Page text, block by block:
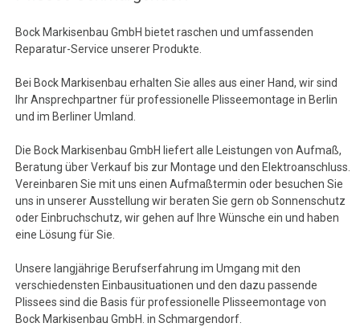
Bock Markisenbau GmbH bietet raschen und umfassenden
Reparatur-Service unserer Produkte.
Bei Bock Markisenbau erhalten Sie alles aus einer Hand, wir sind
Ihr Ansprechpartner für professionelle Plisseemontage in Berlin
und im Berliner Umland.
Die Bock Markisenbau GmbH liefert alle Leistungen von Aufmaß,
Beratung über Verkauf bis zur Montage und den Elektroanschluss.
Vereinbaren Sie mit uns einen Aufmaßtermin oder besuchen Sie
uns in unserer Ausstellung wir beraten Sie gern ob Sonnenschutz
oder Einbruchschutz, wir gehen auf Ihre Wünsche ein und haben
eine Lösung für Sie.
Unsere langjährige Berufserfahrung im Umgang mit den
verschiedensten Einbausituationen und den dazu passende
Plissees sind die Basis für professionelle Plisseemontage von
Bock Markisenbau GmbH. in Schmargendorf.